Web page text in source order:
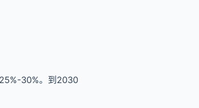
30%。到2030